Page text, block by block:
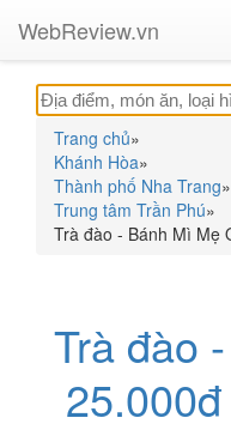
WebReview.vn
Trang chủ»
Khánh Hòa»
Thành phố Nha Trang»
Trung tâm Trần Phú»
Trà đào - Bánh Mì Mẹ
Trà đào -
25.000đ